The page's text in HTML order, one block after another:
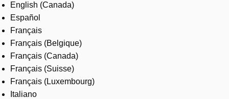
English (Canada)
Español
Français
Français (Belgique)
Français (Canada)
Français (Suisse)
Français (Luxembourg)
Italiano